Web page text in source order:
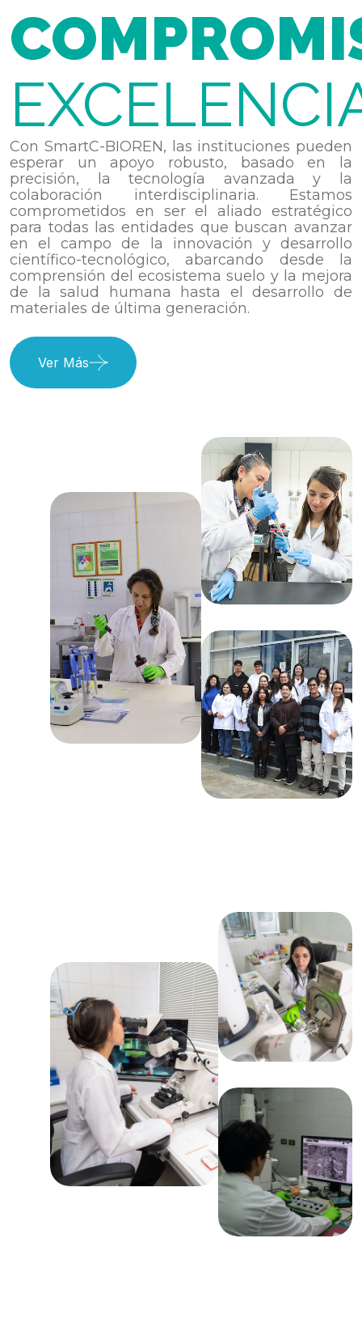
Con SmartC-BIOREN, las instituciones pueden
esperar un apoyo robusto, basado en la
precisión, la tecnología avanzada y la
colaboración interdisciplinaria. Estamos
comprometidos en ser el aliado estratégico
para todas las entidades que buscan avanzar
en el campo de la innovación y desarrollo
científico-tecnológico, abarcando desde la
comprensión del ecosistema suelo y la mejora
de la salud humana hasta el desarrollo de
materiales de última generación.
Ver Más